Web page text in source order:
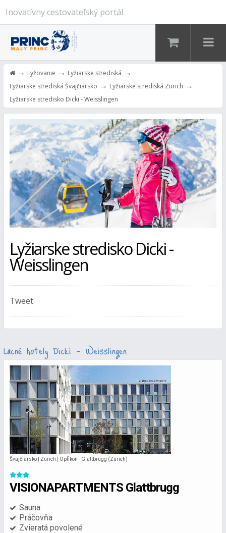
Inovatívny cestovateľský portál
→ Lyžovanie → Lyžiarske strediská →
Lyžiarske strediská Švajčiarsko → Lyžiarske strediská Zürich →
Lyžiarske stredisko Dicki - Weisslingen
Lyžiarske stredisko Dicki -
Weisslingen
Tweet
Lacné hotely Dicki - Weisslingen
Švajčiarsko | Zürich | Opfikon - Glattbrugg (Zürich)
VISIONAPARTMENTS Glattbrugg
Sauna
Práčovňa
Zvieratá povolené